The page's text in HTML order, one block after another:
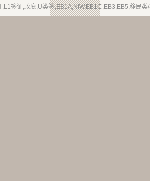
签证,政庇,U类签,EB1A,NIW,EB1C,EB3,EB5,移民